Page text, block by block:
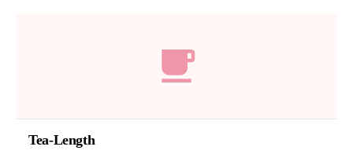
local_cafe
Tea-Length